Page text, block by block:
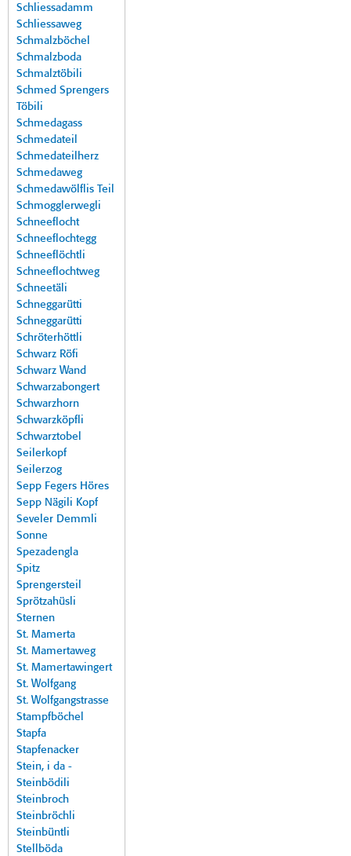
Schliessadamm
Schliessaweg
Schmalzböchel
Schmalzboda
Schmalztöbili
Schmed Sprengers
Töbili
Schmedagass
Schmedateil
Schmedateilherz
Schmedaweg
Schmedawölflis Teil
Schmogglerwegli
Schneeflocht
Schneeflochtegg
Schneeflöchtli
Schneeflochtweg
Schneetäli
Schneggarütti
Schneggarütti
Schröterhöttli
Schwarz Röfi
Schwarz Wand
Schwarzabongert
Schwarzhorn
Schwarzköpfli
Schwarztobel
Seilerkopf
Seilerzog
Sepp Fegers Höres
Sepp Nägili Kopf
Seveler Demmli
Sonne
Spezadengla
Spitz
Sprengersteil
Sprötzahüsli
Sternen
St. Mamerta
St. Mamertaweg
St. Mamertawingert
St. Wolfgang
St. Wolfgangstrasse
Stampfböchel
Stapfa
Stapfenacker
Stein, i da -
Steinbödili
Steinbroch
Steinbröchli
Steinbüntli
Stellböda